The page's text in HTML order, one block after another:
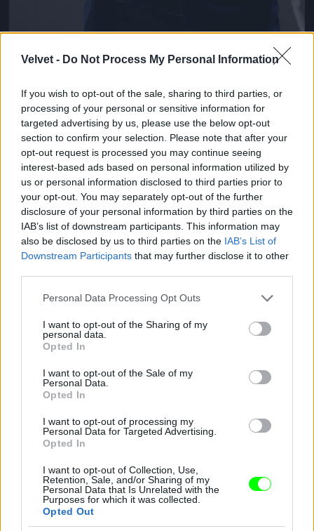
Velvet - Do Not Process My Personal Information
If you wish to opt-out of the sale, sharing to third parties, or
processing of your personal or sensitive information for
targeted advertising by us, please use the below opt-out
section to confirm your selection. Please note that after your
opt-out request is processed you may continue seeing
interest-based ads based on personal information utilized by
us or personal information disclosed to third parties prior to
your opt-out. You may separately opt-out of the further
disclosure of your personal information by third parties on the
IAB’s list of downstream participants. This information may
also be disclosed by us to third parties on the IAB’s List of
Downstream Participants that may further disclose it to other
Please note that this website/app uses one or more Google
not limited to your visit or usage behaviour. You may click to
grant or deny consent to Google and its third-party tags to
use your data for below specified purposes in below Google
consent section.
Personal Data Processing Opt Outs
I want to opt-out of the Sharing of my
personal data.
Opted In
I want to opt-out of the Sale of my
Personal Data.
Opted In
I want to opt-out of processing my
Personal Data for Targeted Advertising.
Opted In
I want to opt-out of Collection, Use,
Retention, Sale, and/or Sharing of my
Personal Data that Is Unrelated with the
Purposes for which it was collected.
Opted Out
a választék, így viszont látszik egy fülbevaló!
Fotó: Franco Origlia / Getty Images Hungary
Jön még kép!
3. Elle Fanning halványzöldben
Fotó: Jeff Spicer / Getty Images Hungary
Jön még kép!